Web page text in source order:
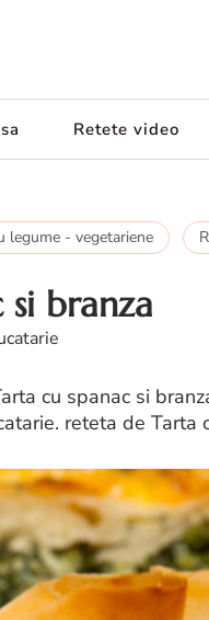
Retete video
legume - vegetariene
si branza
cu spanac si
reteta de Tarta